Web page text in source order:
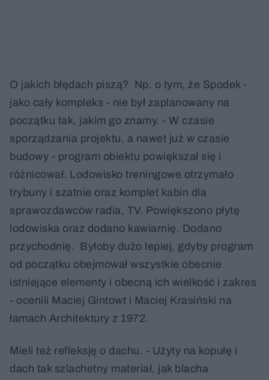
O jakich błędach piszą? Np. o tym, że Spodek -
jako cały kompleks - nie był zaplanowany na
początku tak, jakim go znamy. - W czasie
sporządzania projektu, a nawet już w czasie
budowy - program obiektu powiększał się i
różnicował. Lodowisko treningowe otrzymało
trybuny i szatnie oraz komplet kabin dla
sprawozdawców radia, TV. Powiększono płytę
lodowiska oraz dodano kawiarnię. Dodano
przychodnię. Byłoby dużo lepiej, gdyby program
od początku obejmował wszystkie obecnie
istniejące elementy i obecną ich wielkość i zakres
- ocenili Maciej Gintowt i Maciej Krasiński na
łamach Architektury z 1972.
Mieli też refleksję o dachu. - Użyty na kopułę i
dach tak szlachetny materiał, jak blacha